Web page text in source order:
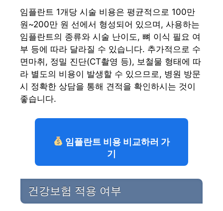
임플란트 1개당 시술 비용은 평균적으로 100만
원~200만 원 선에서 형성되어 있으며, 사용하는
임플란트의 종류와 시술 난이도, 뼈 이식 필요 여
부 등에 따라 달라질 수 있습니다. 추가적으로 수
면마취, 정밀 진단(CT촬영 등), 보철물 형태에 따
라 별도의 비용이 발생할 수 있으므로, 병원 방문
시 정확한 상담을 통해 견적을 확인하시는 것이
좋습니다.
임플란트 비용 비교하러 가
기
건강보험 적용 여부